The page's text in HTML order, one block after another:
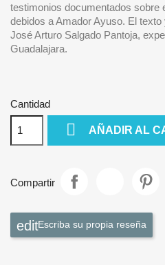
testimonios documentados sobre
debidos a Amador Ayuso. El
José Arturo Salgado Pantoja,
Guadalajara.
Cantidad
 AÑADIR AL
Compartir
Escriba su propia reseña